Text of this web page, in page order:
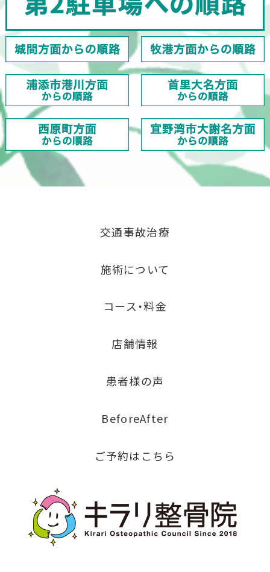
交通事故治療
施術について
コース・料金
店舗情報
患者様の声
BeforeAfter
ご予約はこちら